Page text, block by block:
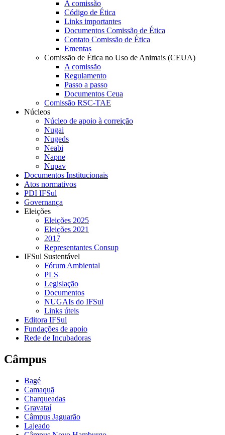
A comissão
Código de Ética
Links importantes
Documentos Comissão de Ética
Contato Comissão de Ética
Ementas
Comissão de Ética no Uso de Animais (CEUA)
A comissão
Regulamento
Passo a passo
Documentos Ceua
Comissão RSC-TAE
Núcleos
Núcleo de apoio à correição
Nugai
Nugeds
Neabi
Napne
Nupav
Documentos Institucionais
Atos normativos
PDI IFSul
Governança
Eleições
Eleições 2025
Eleições 2021
2017
Representantes Consup
IFSul Sustentável
Fórum Ambiental
PLS
Legislação
Documentos
NUGAIs do IFSul
Links úteis
Editora IFSul
Fundações de apoio
Rede de Incubadoras
Câmpus
Bagé
Camaquã
Charqueadas
Gravataí
Câmpus Jaguarão
Lajeado